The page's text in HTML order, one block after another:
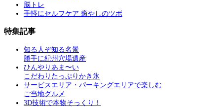
脳トレ
手軽にセルフケア 癒やしのツボ
特集記事
知る人ぞ知る名景
勝手に紀州穴場遺産
ひんやりあま〜い
こだわりたっぷりかき氷
サービスエリア・パーキングエリアで楽しむ
ご当地グルメ
3D技術で本物そっくり！